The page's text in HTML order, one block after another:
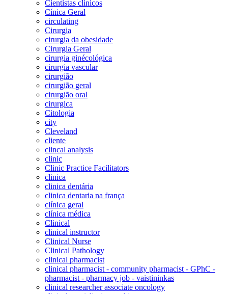
Cientistas clínicos
Cínica Geral
circulating
Cirurgia
cirurgia da obesidade
Cirurgia Geral
cirurgia ginécológica
cirurgia vascular
cirurgião
cirurgião geral
cirurgião oral
cirurgica
Citologia
city
Cleveland
cliente
clincal analysis
clinic
Clinic Practice Facilitators
clinica
clinica dentária
clinica dentaria na frança
clínica geral
clínica médica
Clinical
clinical instructor
Clinical Nurse
Clinical Pathology
clinical pharmacist
clinical pharmacist - community pharmacist - GPhC -
pharmacist - pharmacy job - vaistininkas
clinical researcher associate oncology